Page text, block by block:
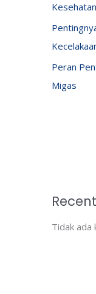
Peran
Migas
Tidak ada